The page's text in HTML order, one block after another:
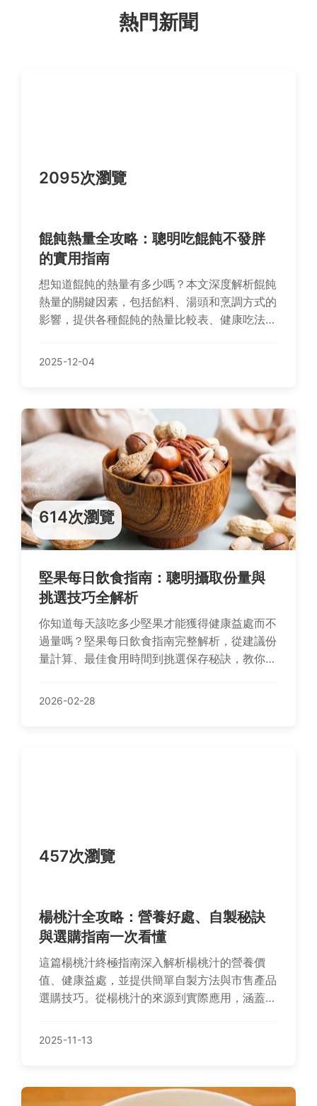
熱門新聞
2095次瀏覽
餛飩熱量全攻略：聰明吃餛飩不發胖
的實用指南
想知道餛飩的熱量有多少嗎？本文深度解析餛飩
熱量的關鍵因素，包括餡料、湯頭和烹調方式的
影響，提供各種餛飩的熱量比較表、健康吃法建
美食不負擔。內容涵蓋自製餛飩技巧、市售產品
2025-12-04
614次瀏覽
堅果每日飲食指南：聰明攝取份量與
挑選技巧全解析
你知道每天該吃多少堅果才能獲得健康益處而不
過量嗎？堅果每日飲食指南完整解析，從建議份
量計算、最佳食用時間到挑選保存秘訣，教你如
2026-02-28
457次瀏覽
楊桃汁全攻略：營養好處、自製秘訣
與選購指南一次看懂
這篇楊桃汁終極指南深入解析楊桃汁的營養價
值、健康益處，並提供簡單自製方法與市售產品
選購技巧。從楊桃汁的來源到實際應用，涵蓋常
品，無論是養生還是品味都能找到實用資訊。
2025-11-13